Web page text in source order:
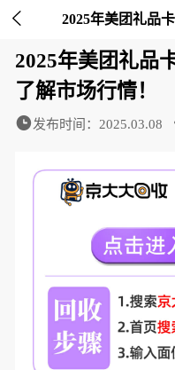

2025年美团礼品
了解市场行情！
发布时间：2025.03.08